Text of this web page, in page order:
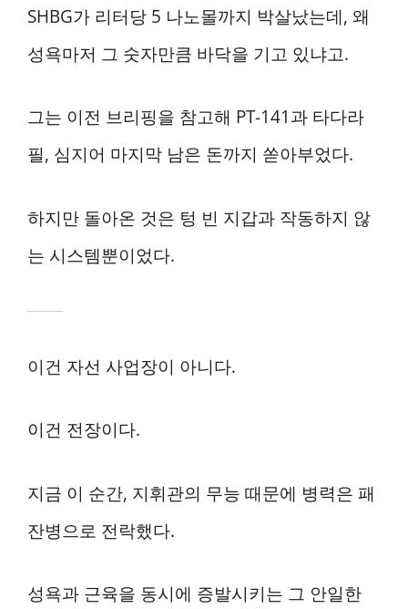
SHBG가 리터당 5 나노몰까지 박살났는데, 왜
성욕마저 그 숫자만큼 바닥을 기고 있냐고.
그는 이전 브리핑을 참고해 PT-141과 타다라
필, 심지어 마지막 남은 돈까지 쏟아부었다.
하지만 돌아온 것은 텅 빈 지갑과 작동하지 않
는 시스템뿐이었다.
이건 자선 사업장이 아니다.
이건 전장이다.
지금 이 순간, 지휘관의 무능 때문에 병력은 패
잔병으로 전락했다.
성욕과 근육을 동시에 증발시키는 그 안일한